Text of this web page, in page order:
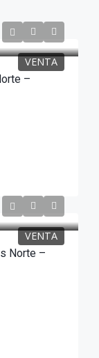
VENTA
–
VENTA
Norte –